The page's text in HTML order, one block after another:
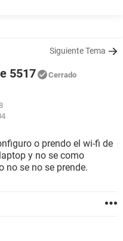
Siguiente Tema
5517 Cerrado
o prendo el wi-fi de
y no se como
no se no se prende.